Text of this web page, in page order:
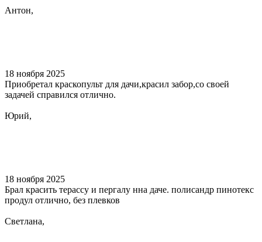
Антон,
18 ноября 2025
Приобретал краскопульт для дачи,красил забор,со своей
задачей справился отлично.
Юрий,
18 ноября 2025
Брал красить терассу и пергалу нна даче. полисандр пинотекс
продул отлично, без плевков
Светлана,